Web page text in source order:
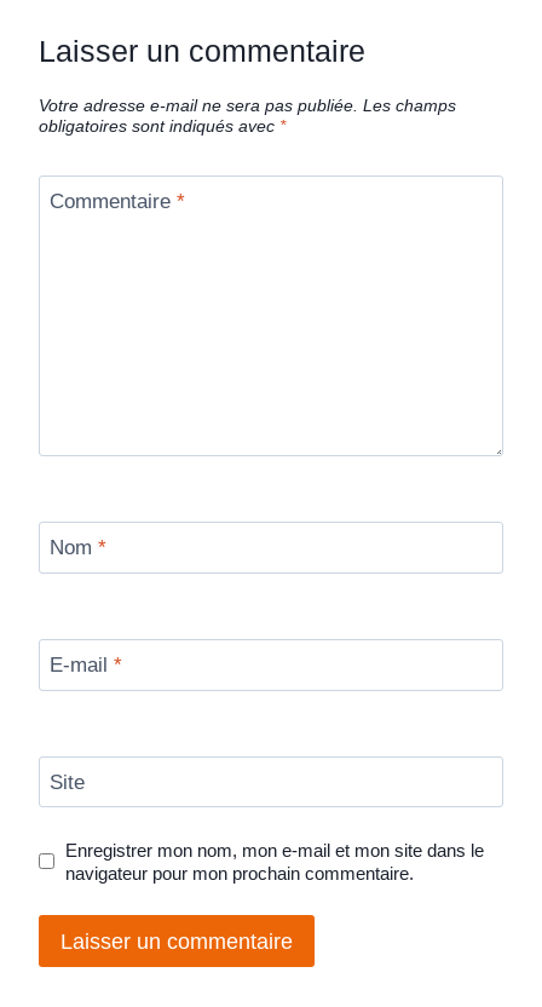
Laisser un commentaire
Votre adresse e-mail ne sera pas publiée. Les champs
obligatoires sont indiqués avec *
Commentaire *
Nom *
E-mail *
Site
Enregistrer mon nom, mon e-mail et mon site dans le
navigateur pour mon prochain commentaire.